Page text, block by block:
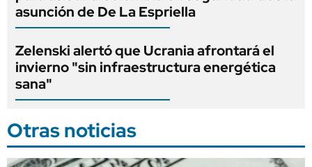
asunción de De La Espriella
Zelenski alertó que Ucrania afrontará el
invierno "sin infraestructura energética
sana"
Otras noticias